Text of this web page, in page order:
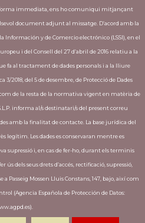
immediata, ens ho comuniqui mitjançant
document adjunt al missatge. D’acord amb la
Información y de Comercio electrónico (LSSI), en el
i del Consell del 27 d’abril de 2016 relatiu a la
fa al tractament de dades personals i a la lliure
3/2018, del 5 de desembre, de Protecció de Dades
de la resta de la normativa vigent en matèria de
informa al/s destinatari/s del present correu
amb la finalitat de contacte. La base jurídica del
legítim. Les dades es conservaran mentre es
supressió i, en cas de fer-ho, durant els terminis
ús dels seus drets d’accés, rectificació, supressió,
Mossen Lluis Constans, 147, bajo, així com
(Agencia Española de Protección de Datos: